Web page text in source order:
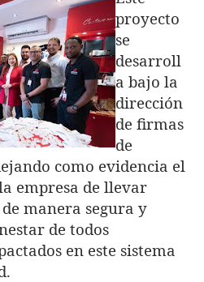
proyecto
se
desarroll
a bajo la
dirección
de firmas
de
como evidencia el
empresa de llevar
manera segura y
de todos
en este sistema